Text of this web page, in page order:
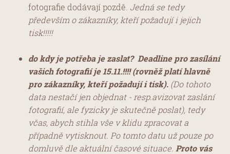
fotografie dodávají pozdě. Jedná se tedy
především o zákazníky, kteří požadují i jejich
tisk!!!!!
do kdy je potřeba je zaslat? Deadline pro zasílání
vašich fotografií je 15.11.!!!! (rovněž platí hlavně
pro zákazníky, kteří požadují i tisk). (Do tohoto
data nestačí jen objednat - resp.avizovat zaslání
fotografií, ale fyzicky je skutečně poslat), tedy
včas, abych stihla vše v klidu zpracovat a
případně vytisknout. Po tomto datu už pouze po
domluvě dle aktuální časové situace. Proto vás